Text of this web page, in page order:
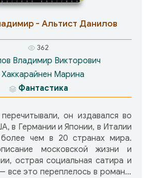
- Альтист Данилов
362
Владимир Викторович
Хаккарайнен Марина
Фантастика
он издавался во
в Германии и Японии, в Италии
чем в 20 странах мира.
московской жизни и
острая социальная сатира и
все это переплелось в романе,